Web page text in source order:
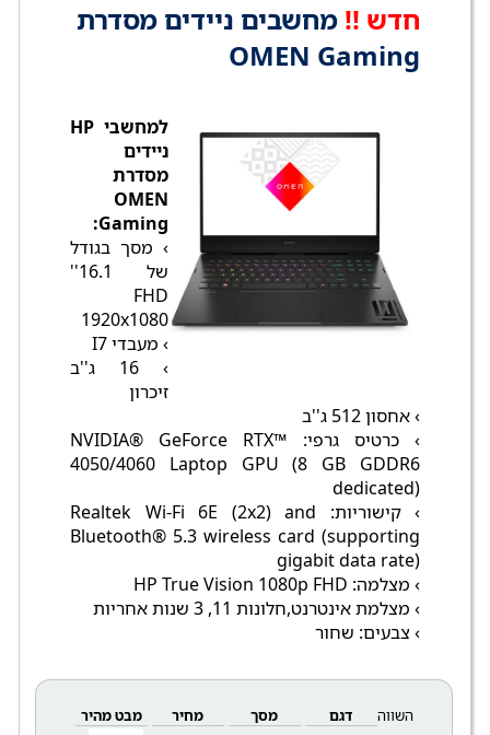
חדש !! מחשבים ניידים מסדרת
OMEN Gaming
למחשבי HP
ניידים
מסדרת
OMEN
Gaming:
› מסך בגודל
של 16.1''
FHD
1920x1080
› מעבדי I7
› 16 ג''ב
זיכרון
› אחסון 512 ג''ב
› כרטיס גרפי: NVIDIA® GeForce RTX™
4050/4060 Laptop GPU (8 GB GDDR6
dedicated)
› קישוריות: Realtek Wi-Fi 6E (2x2) and
Bluetooth®️ 5.3 wireless card (supporting
gigabit data rate)
› מצלמה: HP True Vision 1080p FHD
› מצלמת אינטרנט,חלונות 11, 3 שנות אחריות
› צבעים: שחור
השווה דגם מסך מחיר מבט מהיר